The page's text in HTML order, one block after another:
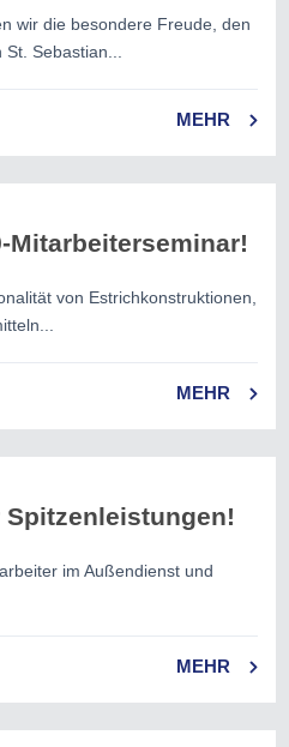
wir die besondere Freude, den
St. Sebastian...
MEHR
Mitarbeiterseminar!
von Estrichkonstruktionen,
MEHR
im Außendienst und
MEHR